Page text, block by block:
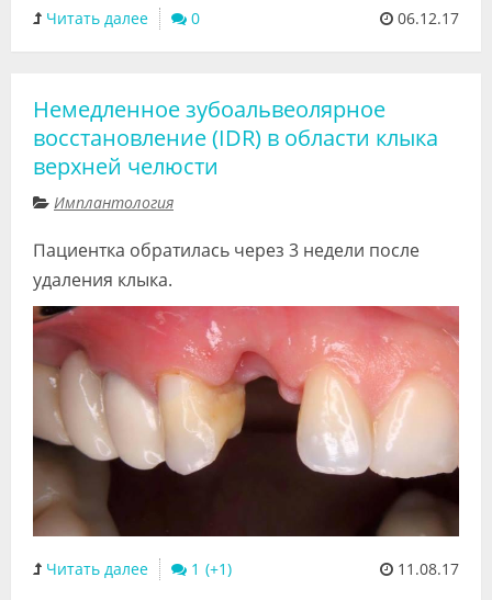
Читать далее 0 06.12.17
Немедленное зубоальвеолярное
восстановление (IDR) в области клыка
верхней челюсти
Имплантология
Пациентка обратилась через 3 недели после
удаления клыка.
Читать далее 1 11.08.17